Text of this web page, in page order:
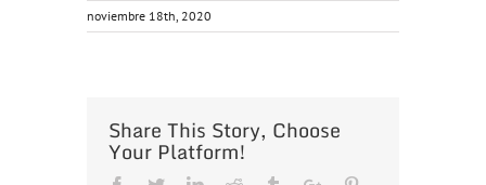
noviembre 18th, 2020
Share This Story, Choose
Your Platform!